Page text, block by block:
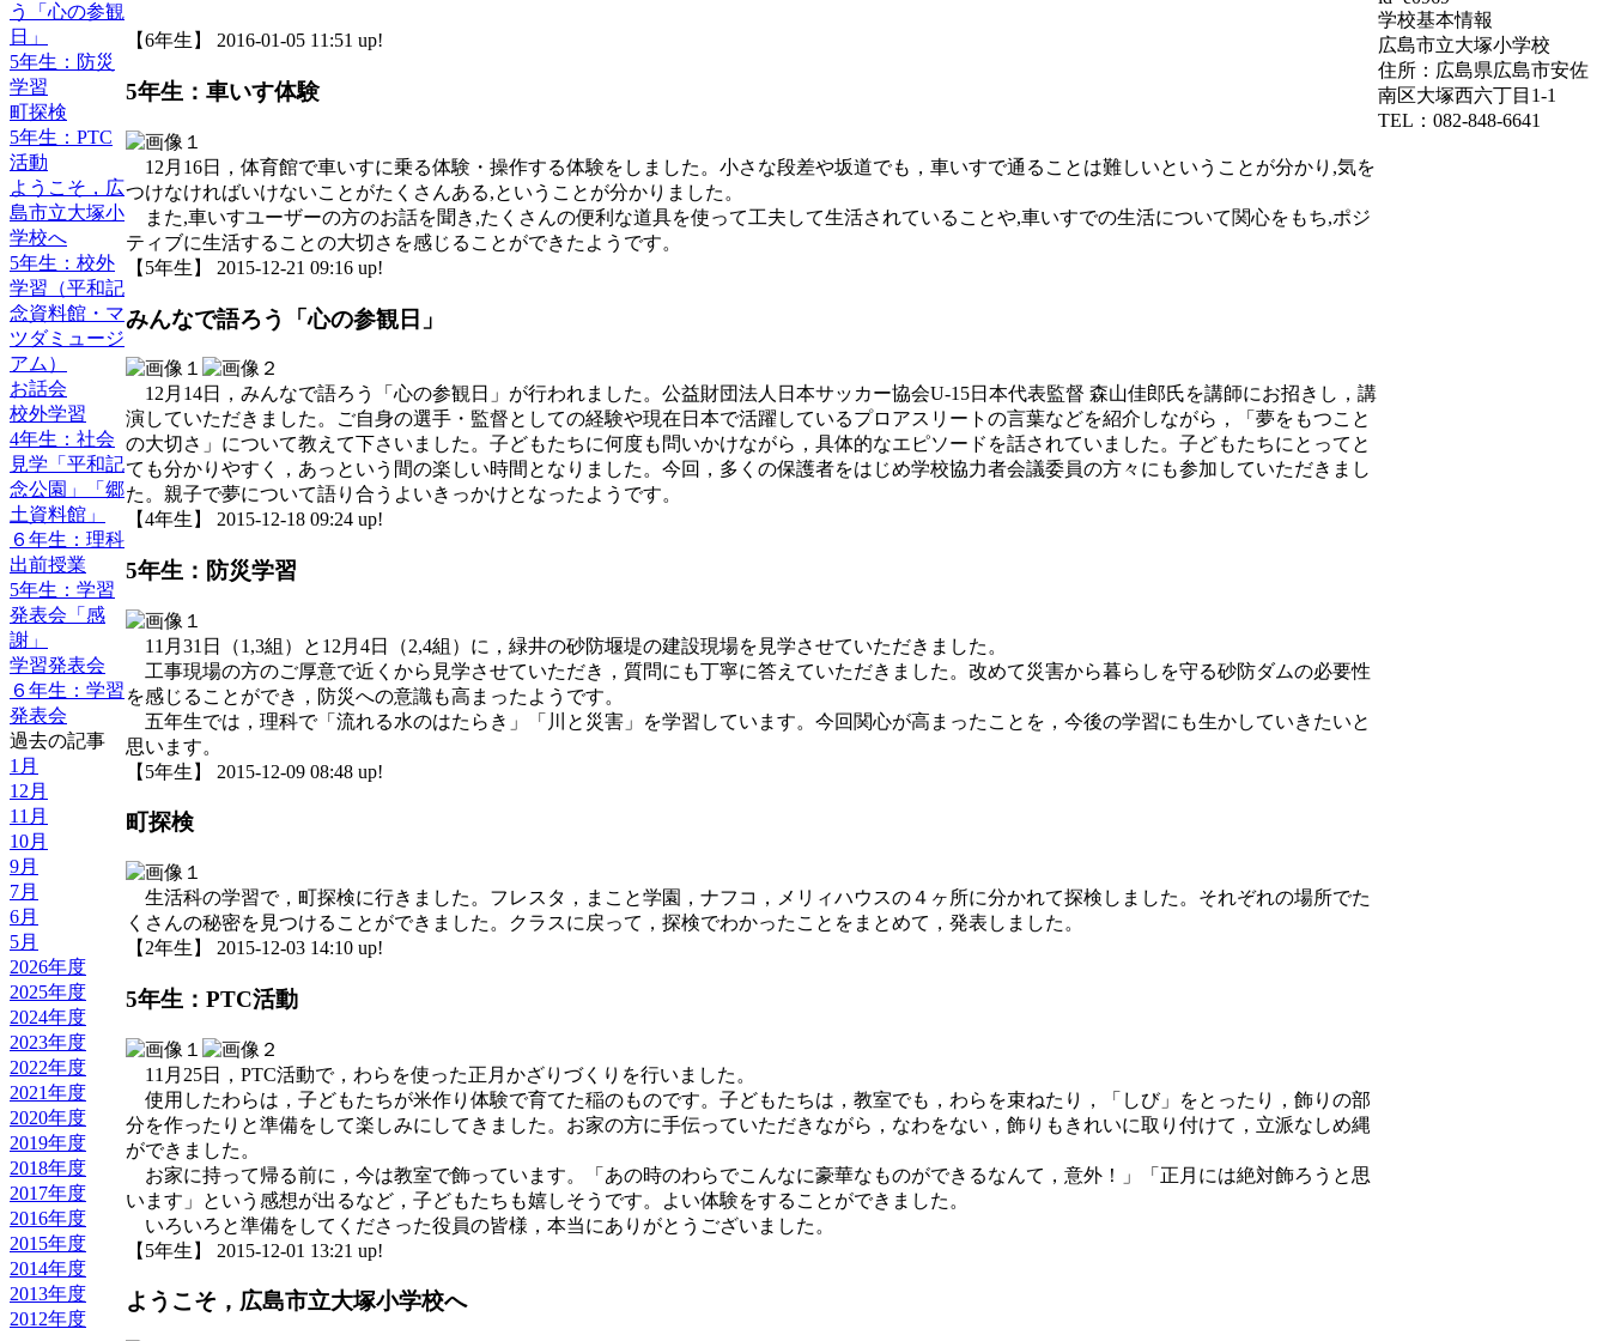
う「心の参観
日」
5年生：防災
学習
町探検
5年生：PTC
活動
ようこそ，広
島市立大塚小
学校へ
5年生：校外
学習（平和記
念資料館・マ
ツダミュージ
アム）
お話会
校外学習
4年生：社会
見学「平和記
念公園」「郷
土資料館」
６年生：理科
出前授業
5年生：学習
発表会「感
謝」
学習発表会
６年生：学習
発表会
過去の記事
1月
12月
11月
10月
9月
7月
6月
5月
2026年度
2025年度
2024年度
2023年度
2022年度
2021年度
2020年度
2019年度
2018年度
2017年度
2016年度
2015年度
2014年度
2013年度
2012年度
【6年生】 2016-01-05 11:51 up!
5年生：車いす体験
12月16日，体育館で車いすに乗る体験・操作する体験をしました。小さな段差や坂道でも，車いすで通ることは難しいということが分かり,気を
つけなければいけないことがたくさんある,ということが分かりました。
また,車いすユーザーの方のお話を聞き,たくさんの便利な道具を使って工夫して生活されていることや,車いすでの生活について関心をもち,ポジ
ティブに生活することの大切さを感じることができたようです。
【5年生】 2015-12-21 09:16 up!
みんなで語ろう「心の参観日」
12月14日，みんなで語ろう「心の参観日」が行われました。公益財団法人日本サッカー協会U-15日本代表監督 森山佳郎氏を講師にお招きし，講
演していただきました。ご自身の選手・監督としての経験や現在日本で活躍しているプロアスリートの言葉などを紹介しながら，「夢をもつこと
の大切さ」について教えて下さいました。子どもたちに何度も問いかけながら，具体的なエピソードを話されていました。子どもたちにとってと
ても分かりやすく，あっという間の楽しい時間となりました。今回，多くの保護者をはじめ学校協力者会議委員の方々にも参加していただきまし
た。親子で夢について語り合うよいきっかけとなったようです。
【4年生】 2015-12-18 09:24 up!
5年生：防災学習
11月31日（1,3組）と12月4日（2,4組）に，緑井の砂防堰堤の建設現場を見学させていただきました。
工事現場の方のご厚意で近くから見学させていただき，質問にも丁寧に答えていただきました。改めて災害から暮らしを守る砂防ダムの必要性
を感じることができ，防災への意識も高まったようです。
五年生では，理科で「流れる水のはたらき」「川と災害」を学習しています。今回関心が高まったことを，今後の学習にも生かしていきたいと
思います。
【5年生】 2015-12-09 08:48 up!
町探検
生活科の学習で，町探検に行きました。フレスタ，まこと学園，ナフコ，メリィハウスの４ヶ所に分かれて探検しました。それぞれの場所でた
くさんの秘密を見つけることができました。クラスに戻って，探検でわかったことをまとめて，発表しました。
【2年生】 2015-12-03 14:10 up!
5年生：PTC活動
11月25日，PTC活動で，わらを使った正月かざりづくりを行いました。
使用したわらは，子どもたちが米作り体験で育てた稲のものです。子どもたちは，教室でも，わらを束ねたり，「しび」をとったり，飾りの部
分を作ったりと準備をして楽しみにしてきました。お家の方に手伝っていただきながら，なわをない，飾りもきれいに取り付けて，立派なしめ縄
ができました。
お家に持って帰る前に，今は教室で飾っています。「あの時のわらでこんなに豪華なものができるなんて，意外！」「正月には絶対飾ろうと思
います」という感想が出るなど，子どもたちも嬉しそうです。よい体験をすることができました。
いろいろと準備をしてくださった役員の皆様，本当にありがとうございました。
【5年生】 2015-12-01 13:21 up!
ようこそ，広島市立大塚小学校へ
学校基本情報
広島市立大塚小学校
住所：広島県広島市安佐
南区大塚西六丁目1-1
TEL：082-848-6641